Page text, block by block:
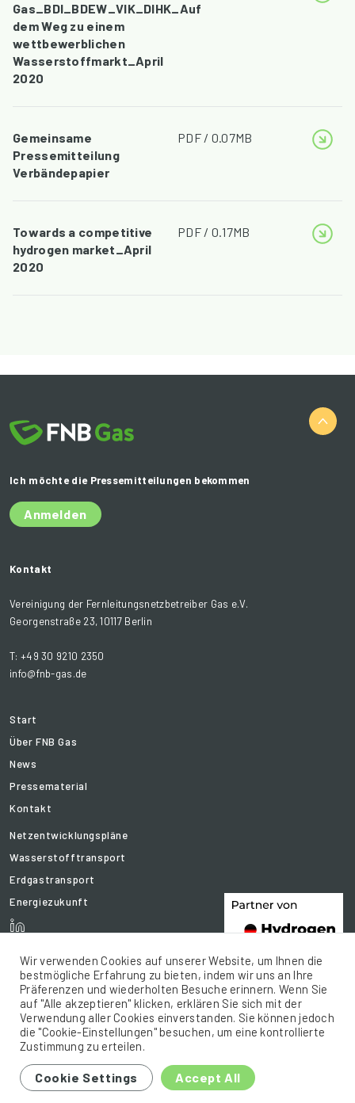
Gas_BDI_BDEW_VIK_DIHK_Auf
dem Weg zu einem
wettbewerblichen
Wasserstoffmarkt_April
2020
Gemeinsame
Pressemitteilung
Verbändepapier
PDF / 0.07MB
Towards a competitive
hydrogen market_April
2020
PDF / 0.17MB
Ich möchte die Pressemitteilungen bekommen
Anmelden
Kontakt
Vereinigung der Fernleitungsnetzbetreiber Gas e.V.
Georgenstraße 23, 10117 Berlin
T: +49 30 9210 2350
info@fnb-gas.de
Start
Über FNB Gas
News
Pressematerial
Kontakt
Netzentwicklungspläne
Wasserstofftransport
Erdgastransport
Energiezukunft
© 2021 FNB Gas .e.V. All rights reserved.
Wir verwenden Cookies auf unserer Website, um Ihnen die
bestmögliche Erfahrung zu bieten, indem wir uns an Ihre
Präferenzen und wiederholten Besuche erinnern. Wenn Sie
auf "Alle akzeptieren" klicken, erklären Sie sich mit der
Verwendung aller Cookies einverstanden. Sie können jedoch
die "Cookie-Einstellungen" besuchen, um eine kontrollierte
Zustimmung zu erteilen.
Cookie Settings Accept All